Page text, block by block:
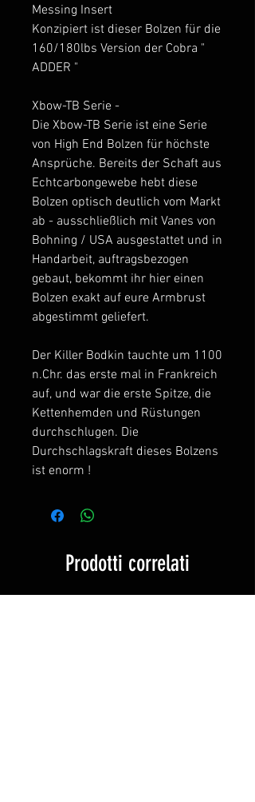
Messing Insert
Konzipiert ist dieser Bolzen für die
160/180lbs Version der Cobra "
ADDER "
Xbow-TB Serie -
Die Xbow-TB Serie ist eine Serie
von High End Bolzen für höchste
Ansprüche. Bereits der Schaft aus
Echtcarbongewebe hebt diese
Bolzen optisch deutlich vom Markt
ab - ausschließlich mit Vanes von
Bohning / USA ausgestattet und in
Handarbeit, auftragsbezogen
gebaut, bekommt ihr hier einen
Bolzen exakt auf eure Armbrust
abgestimmt geliefert.
Der Killer Bodkin tauchte um 1100
n.Chr. das erste mal in Frankreich
auf, und war die erste Spitze, die
Kettenhemden und Rüstungen
durchschlugen. Die
Durchschlagskraft dieses Bolzens
ist enorm !
Prodotti correlati